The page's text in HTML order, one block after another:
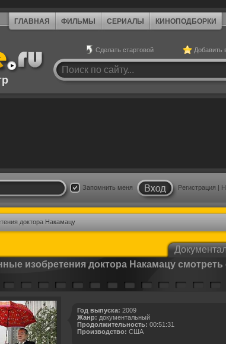
ГЛАВНАЯ ФИЛЬМЫ СЕРИАЛЫ КИНОПОДБОРКИ
Сделать стартовой Добавить
Запомнить меня Регистрация |
доктора Накамацу
изобретения доктора Накамацу смотреть
Год выпуска: 2009
Жанр: документальный
Продолжительность: 00:51:31
Производство: США